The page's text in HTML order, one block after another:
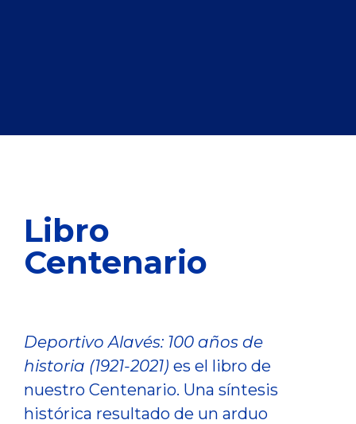
Libro
Centenario
Deportivo Alavés: 100 años de
historia (1921-2021) es el libro de
nuestro Centenario. Una síntesis
histórica resultado de un arduo